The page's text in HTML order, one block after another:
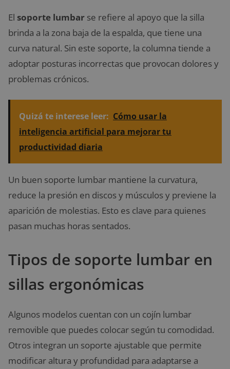
El soporte lumbar se refiere al apoyo que la silla
brinda a la zona baja de la espalda, que tiene una
curva natural. Sin este soporte, la columna tiende a
adoptar posturas incorrectas que provocan dolores y
problemas crónicos.
Quizá te interese leer: Cómo usar la
inteligencia artificial para mejorar tu
productividad diaria
Un buen soporte lumbar mantiene la curvatura,
reduce la presión en discos y músculos y previene la
aparición de molestias. Esto es clave para quienes
pasan muchas horas sentados.
Tipos de soporte lumbar en
sillas ergonómicas
Algunos modelos cuentan con un cojín lumbar
removible que puedes colocar según tu comodidad.
Otros integran un soporte ajustable que permite
modificar altura y profundidad para adaptarse a